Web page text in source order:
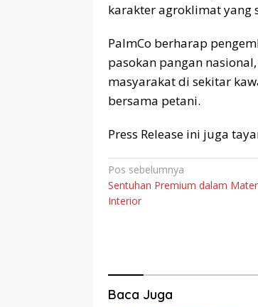
karakter agroklimat yang
PalmCo berharap
pasokan pangan
masyarakat di sekitar
bersama petani.
Press Release ini juga
Navigasi
pos
Pos sebelumnya
Sentuhan Premium dalam
Interior
Baca Juga